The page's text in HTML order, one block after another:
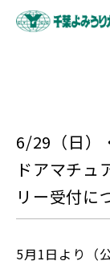
6/29（日）
ドアマチュ
リー受付に
5月1日より（